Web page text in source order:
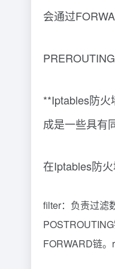
会通过
**Iptables防
成是一些具有
在Iptables防
filter：负责过滤
FORWARD链